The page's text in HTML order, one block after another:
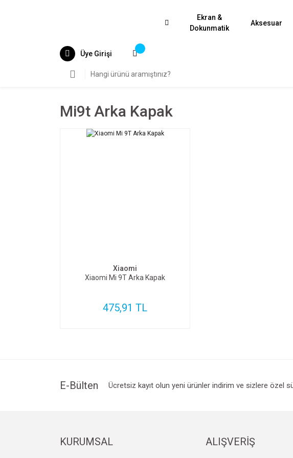
Ekran &
Dokunmatik
Aksesuar
Üye Girişi
Mi9t Arka Kapak
Xiaomi
Xiaomi Mi 9T Arka Kapak
475,91 TL
E-Bülten Ücretsiz kayıt olun yeni ürünler indirim ve sizlere özel
KURUMSAL ALIŞVERİŞ